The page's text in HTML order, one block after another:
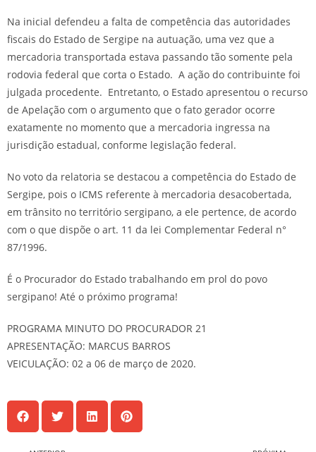
Na inicial defendeu a falta de competência das autoridades
fiscais do Estado de Sergipe na autuação, uma vez que a
mercadoria transportada estava passando tão somente pela
rodovia federal que corta o Estado. A ação do contribuinte foi
julgada procedente. Entretanto, o Estado apresentou o recurso
de Apelação com o argumento que o fato gerador ocorre
exatamente no momento que a mercadoria ingressa na
jurisdição estadual, conforme legislação federal.
No voto da relatoria se destacou a competência do Estado de
Sergipe, pois o ICMS referente à mercadoria desacobertada,
em trânsito no território sergipano, a ele pertence, de acordo
com o que dispõe o art. 11 da lei Complementar Federal n°
87/1996.
É o Procurador do Estado trabalhando em prol do povo
sergipano! Até o próximo programa!
PROGRAMA MINUTO DO PROCURADOR 21
APRESENTAÇÃO: MARCUS BARROS
VEICULAÇÃO: 02 a 06 de março de 2020.